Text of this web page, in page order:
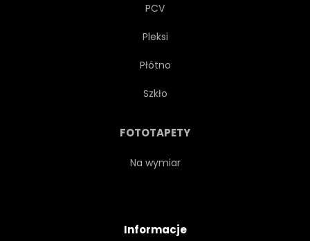
PCV
Pleksi
Płótno
Szkło
FOTOTAPETY
Na wymiar
Informacje